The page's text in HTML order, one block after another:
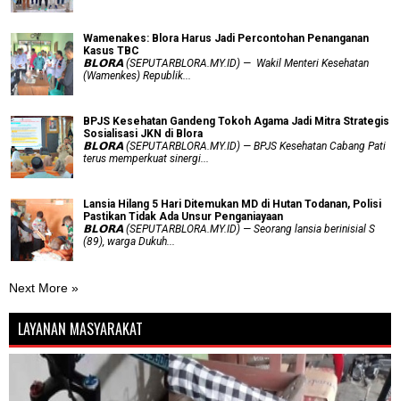
Wamenakes: Blora Harus Jadi Percontohan Penanganan
Kasus TBC
𝗕𝗟𝗢𝗥𝗔 (SEPUTARBLORA.MY.ID) — Wakil Menteri Kesehatan
(Wamenkes) Republik...
BPJS Kesehatan Gandeng Tokoh Agama Jadi Mitra Strategis
Sosialisasi JKN di Blora
𝗕𝗟𝗢𝗥𝗔 (SEPUTARBLORA.MY.ID) — BPJS Kesehatan Cabang Pati
terus memperkuat sinergi...
Lansia Hilang 5 Hari Ditemukan MD di Hutan Todanan, Polisi
Pastikan Tidak Ada Unsur Penganiayaan
𝗕𝗟𝗢𝗥𝗔 (SEPUTARBLORA.MY.ID) — Seorang lansia berinisial S
(89), warga Dukuh...
Next More »
LAYANAN MASYARAKAT